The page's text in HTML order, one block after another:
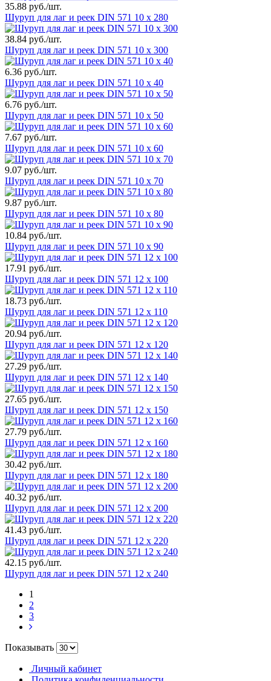
35.88 руб./шт.
Шуруп для лаг и реек DIN 571 10 х 280
38.84 руб./шт.
Шуруп для лаг и реек DIN 571 10 х 300
6.36 руб./шт.
Шуруп для лаг и реек DIN 571 10 х 40
6.76 руб./шт.
Шуруп для лаг и реек DIN 571 10 х 50
7.67 руб./шт.
Шуруп для лаг и реек DIN 571 10 х 60
9.07 руб./шт.
Шуруп для лаг и реек DIN 571 10 х 70
9.87 руб./шт.
Шуруп для лаг и реек DIN 571 10 х 80
10.84 руб./шт.
Шуруп для лаг и реек DIN 571 10 х 90
17.91 руб./шт.
Шуруп для лаг и реек DIN 571 12 х 100
18.73 руб./шт.
Шуруп для лаг и реек DIN 571 12 х 110
20.94 руб./шт.
Шуруп для лаг и реек DIN 571 12 х 120
27.29 руб./шт.
Шуруп для лаг и реек DIN 571 12 х 140
27.65 руб./шт.
Шуруп для лаг и реек DIN 571 12 х 150
27.79 руб./шт.
Шуруп для лаг и реек DIN 571 12 х 160
30.42 руб./шт.
Шуруп для лаг и реек DIN 571 12 х 180
40.32 руб./шт.
Шуруп для лаг и реек DIN 571 12 х 200
41.43 руб./шт.
Шуруп для лаг и реек DIN 571 12 х 220
42.15 руб./шт.
Шуруп для лаг и реек DIN 571 12 х 240
1
2
3
Показывать
Личный кабинет